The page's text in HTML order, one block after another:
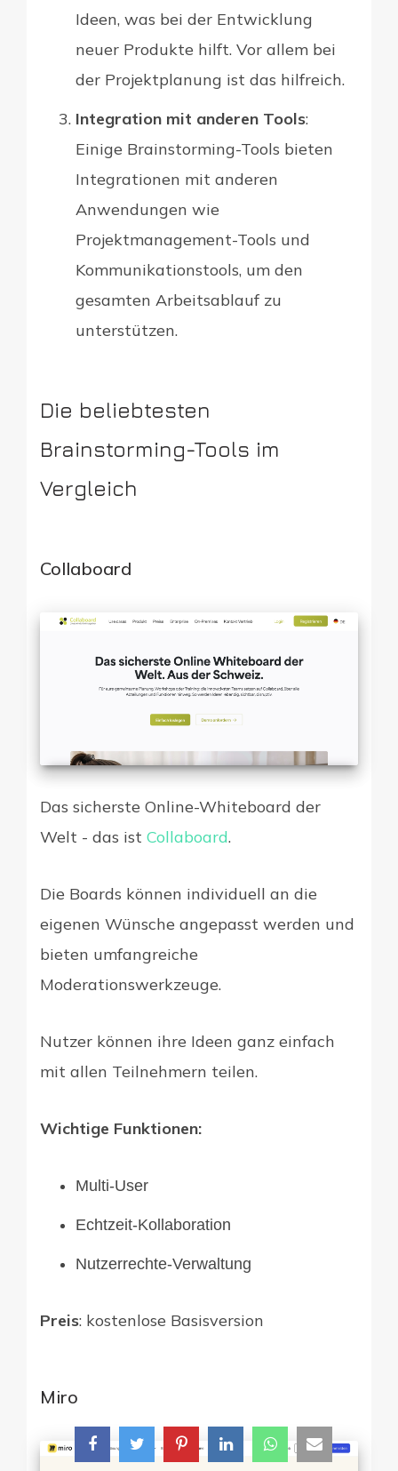
Ideen, was bei der Entwicklung
neuer Produkte hilft. Vor allem bei
der Projektplanung ist das hilfreich.
Integration mit anderen Tools:
Einige Brainstorming-Tools bieten
Integrationen mit anderen
Anwendungen wie
Projektmanagement-Tools und
Kommunikationstools, um den
gesamten Arbeitsablauf zu
unterstützen.
Die beliebtesten
Brainstorming-Tools im
Vergleich
Collaboard
Das sicherste Online-Whiteboard der
Welt - das ist Collaboard.
Die Boards können individuell an die
eigenen Wünsche angepasst werden und
bieten umfangreiche
Moderationswerkzeuge.
Nutzer können ihre Ideen ganz einfach
mit allen Teilnehmern teilen.
Wichtige Funktionen:
Multi-User
Echtzeit-Kollaboration
Nutzerrechte-Verwaltung
Preis: kostenlose Basisversion
Miro